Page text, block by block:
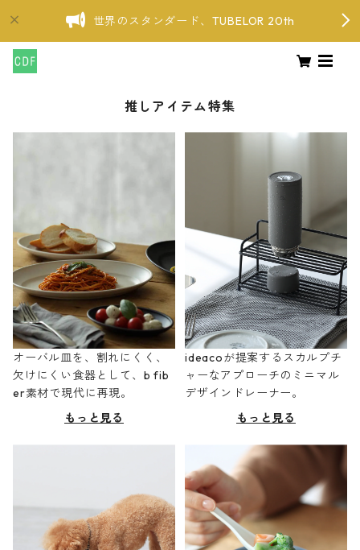
世界のスタンダード、TUBELOR 20th
推しアイテム特集
オーバル皿を、割れにくく、
欠けにくい食器として、b fib
er素材で現代に再現。
もっと見る
ideacoが提案するスカルプチ
ャーなアプローチのミニマル
デザインドレーナー。
もっと見る